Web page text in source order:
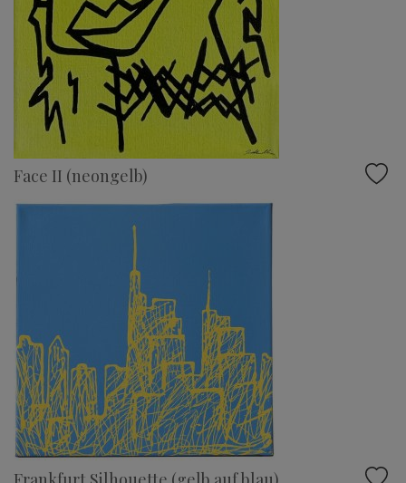
Face II (neongelb)